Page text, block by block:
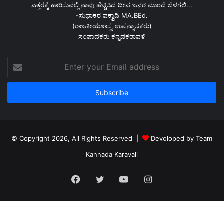
ಎತ್ತರಕ್ಕೆ ಹಾರಿಸುವಲ್ಲಿ ನಾವು ಹೆಚ್ಚಿಸಿದ ದೀಪ ಜನರ ಮುಂದೆ ಬೆಳಗಲಿ...
-ಸುಧಾಕರ ವಕ್ವಾಡಿ MA.BEd.
(ರಾಜಕೀಯಶಾಸ್ತ್ರ ಉಪನ್ಯಾಸಕರು)
ಸಂಪಾದಕರು ಕನ್ನಡಕರಾವಳಿ
your
Email
© Copyright 2026, All Rights Reserved |
Devoloped by Team
Kannada Karavali
Facebook
TwitterYouTubeInstagram